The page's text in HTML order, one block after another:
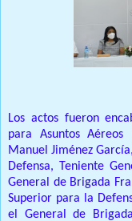
Los actos fueron
para Asuntos Aéreos
Manuel Jiménez
Defensa, Teniente
General de Brigada
Superior para la
el General de